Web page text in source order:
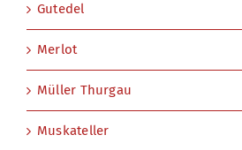
Gutedel
Merlot
Müller Thurgau
Muskateller